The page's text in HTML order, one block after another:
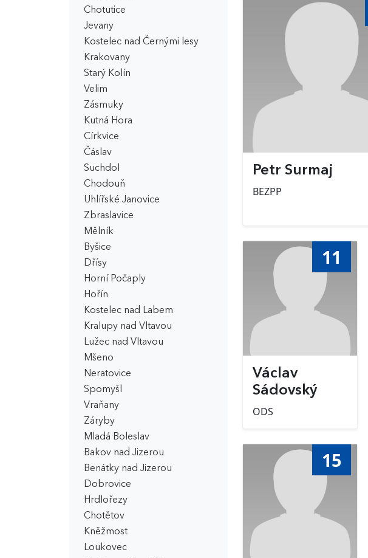
Chotutice
Jevany
Kostelec nad Černými lesy
Krakovany
Starý Kolín
Velim
Zásmuky
Kutná Hora
Církvice
Čáslav
Suchdol
Chodouň
Uhlířské Janovice
Zbraslavice
Mělník
Byšice
Dřísy
Horní Počaply
Hořín
Kostelec nad Labem
Kralupy nad Vltavou
Lužec nad Vltavou
Mšeno
Neratovice
Spomyšl
Vraňany
Záryby
Mladá Boleslav
Bakov nad Jizerou
Benátky nad Jizerou
Dobrovice
Hrdlořezy
Chotětov
Kněžmost
Loukovec
Petr Surmaj
BEZPP
11
Václav
Sádovský
ODS
15